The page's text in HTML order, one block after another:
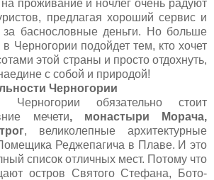
проживание и ночлег очень радуют
предлагая хороший сервис и
баснословные деньги. Но больше
в Черногории подойдет тем, кто хочет
этой страны и просто отдохнуть,
с собой и природой!
Черногории
обязательно стоит
мечети, монастыри Морача,
, великолепные архитектурные
Реджепагича в Плаве. И это
список отличных мест. Потому что
остров Святого Стефана, Бото-